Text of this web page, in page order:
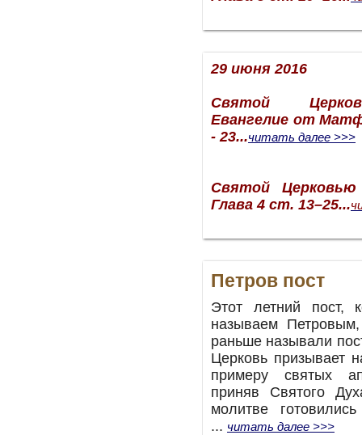
29 июня 2016
Святой
Евангелие от
- 23...читать далее >>>
Святой
Глава 4 ст. 13–25...
Петров пост
Этот летний пост,
называем
раньше называли
Церковь призывает
примеру святых
приняв Святого
молитве
... читать далее >>>